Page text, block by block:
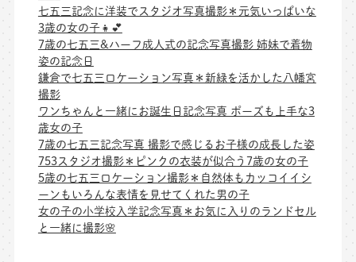
七五三記念に洋装でスタジオ写真撮影＊元気いっぱいな
3歳の女の子👧💕
7歳の七五三&ハーフ成人式の記念写真撮影 姉妹で着物
姿の記念日
鎌倉で七五三ロケーション写真＊新緑を活かした八幡宮
撮影
ワンちゃんと一緒にお誕生日記念写真 ポーズも上手な3
歳女の子
7歳の七五三記念写真 撮影で感じるお子様の成長した姿
753スタジオ撮影＊ピンクの衣装が似合う7歳の女の子
5歳の七五三ロケーション撮影＊自然体もカッコイイシ
ーンもいろんな表情を見せてくれた男の子
女の子の小学校入学記念写真＊お気に入りのランドセル
と一緒に撮影🌸